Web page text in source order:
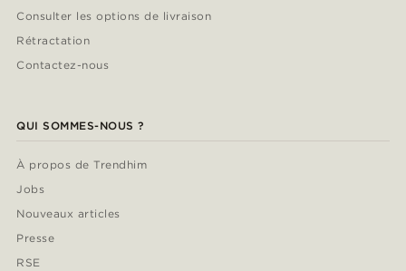
Consulter les options de livraison
Rétractation
Contactez-nous
QUI SOMMES-NOUS ?
À propos de Trendhim
Jobs
Nouveaux articles
Presse
RSE